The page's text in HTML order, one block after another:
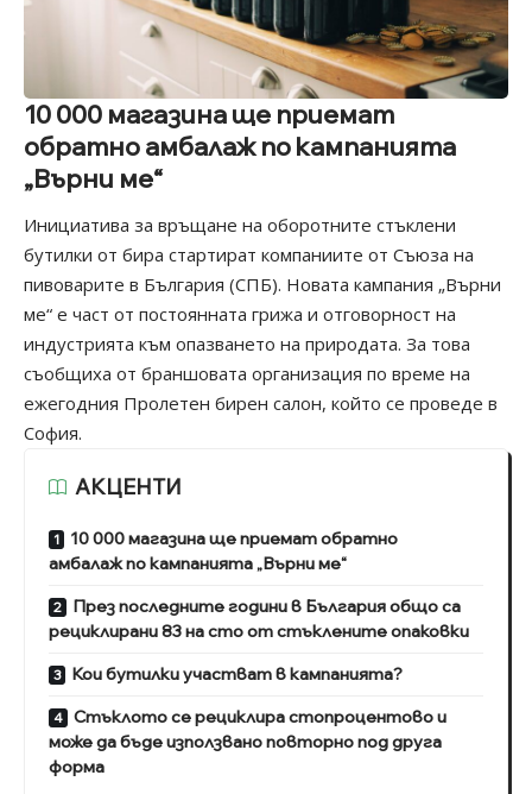
10 000 магазина ще приемат
обратно амбалаж по кампанията
„Върни ме“
Инициатива за връщане на оборотните стъклени
бутилки от бира стартират компаниите от Съюза на
пивоварите в България (СПБ). Новата кампания „Върни
ме“ е част от постоянната грижа и отговорност на
индустрията към опазването на природата. За това
съобщиха от браншовата организация по време на
ежегодния Пролетен бирен салон, който се проведе в
София.
АКЦЕНТИ
10 000 магазина ще приемат обратно
амбалаж по кампанията „Върни ме“
През последните години в България общо са
рециклирани 83 на сто от стъклените опаковки
Кои бутилки участват в кампанията?
Стъклото се рециклира стопроцентово и
може да бъде използвано повторно под друга
форма